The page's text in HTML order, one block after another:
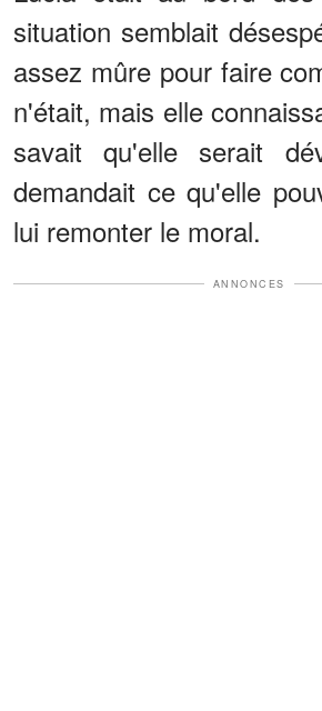
situation semblait
assez mûre pour faire
n'était, mais elle
savait qu'elle serait
demandait ce qu'elle
lui remonter le moral.
ANNONCES